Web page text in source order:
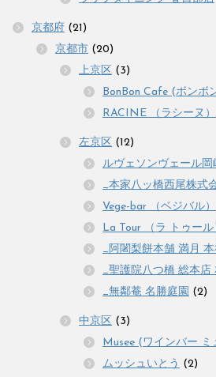
京都府 (21)
京都市 (20)
上京区 (3)
BonBon Cafe (ボンボ
RACINE （ラシーヌ）
左京区 (12)
ルヴェソンヴェール岡
_本家八ッ橋西尾株式
Vege-bar （ベジバル）
La Tour （ラ トゥール
_阿闍梨餅本舗 満月
_聖護院八つ橋 総本店
_無鄰菴 名勝庭園 (2)
中京区 (3)
Musee (ワインバー ミ
ムッシュいとう (2)